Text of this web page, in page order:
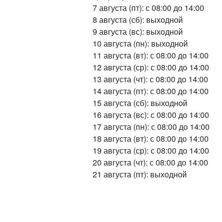
7 августа (пт): с 08:00 до 14:00
8 августа (сб): выходной
9 августа (вс): выходной
10 августа (пн): выходной
11 августа (вт): с 08:00 до 14:00
12 августа (ср): с 08:00 до 14:00
13 августа (чт): с 08:00 до 14:00
14 августа (пт): с 08:00 до 14:00
15 августа (сб): выходной
16 августа (вс): с 08:00 до 14:00
17 августа (пн): с 08:00 до 14:00
18 августа (вт): с 08:00 до 14:00
19 августа (ср): с 08:00 до 14:00
20 августа (чт): с 08:00 до 14:00
21 августа (пт): выходной